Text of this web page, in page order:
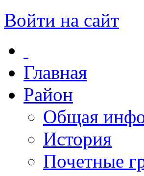
Войти на сайт
Главная
Район
Общая
История
Почетные